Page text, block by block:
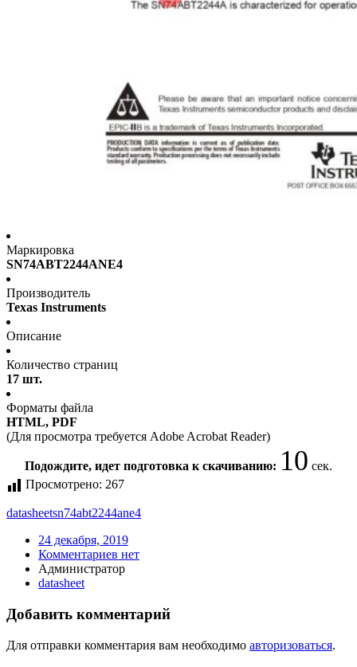
Маркировка
SN74ABT2244ANE4
Производитель
Texas Instruments
Описание
Количество страниц
17 шт.
Форматы файла
HTML, PDF
(Для просмотра требуется Adobe Acrobat Reader)
Подождите, идет подготовка к скачиванию:9сек.
Просмотрено: 267
datasheetsn74abt2244ane4
24 декабря, 2019
Комментариев нет
Администратор
datasheet
Добавить комментарий
Для отправки комментария вам необходимо авторизоваться.